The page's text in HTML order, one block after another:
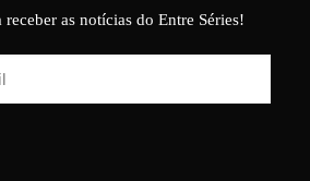
as notícias do Entre Séries!